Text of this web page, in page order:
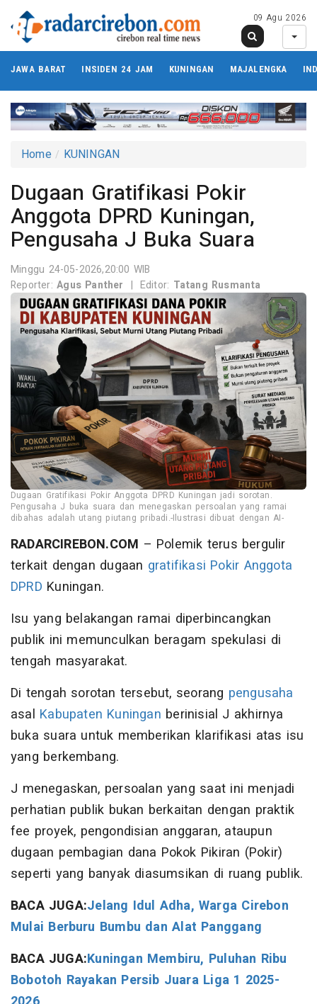
09 Agu 2026
JAWA BARAT INSIDEN 24 JAM KUNINGAN MAJALENGKA
Home KUNINGAN
Dugaan Gratifikasi Pokir
Anggota DPRD Kuningan,
Pengusaha J Buka Suara
Minggu 24-05-2026,20:00 WIB
Reporter:Agus Panther | Editor: Tatang Rusmanta
Dugaan Gratifikasi Pokir Anggota DPRD Kuningan jadi sorotan.
Pengusaha J buka suara dan menegaskan persoalan yang ramai
dibahas adalah utang piutang pribadi.-Ilustrasi dibuat dengan AI-
RADARCIREBON.COM – Polemik terus bergulir
terkait dengan dugaan gratifikasi Pokir Anggota
DPRD Kuningan.
Isu yang belakangan ramai diperbincangkan
publik ini memunculkan beragam spekulasi di
tengah masyarakat.
Di tengah sorotan tersebut, seorang pengusaha
asal Kabupaten Kuningan berinisial J akhirnya
buka suara untuk memberikan klarifikasi atas isu
yang berkembang.
J menegaskan, persoalan yang saat ini menjadi
perhatian publik bukan berkaitan dengan praktik
fee proyek, pengondisian anggaran, ataupun
dugaan pembagian dana Pokok Pikiran (Pokir)
seperti yang banyak diasumsikan di ruang publik.
BACA JUGA:Jelang Idul Adha, Warga Cirebon
Mulai Berburu Bumbu dan Alat Panggang
BACA JUGA:Kuningan Membiru, Puluhan Ribu
Bobotoh Rayakan Persib Juara Liga 1 2025-